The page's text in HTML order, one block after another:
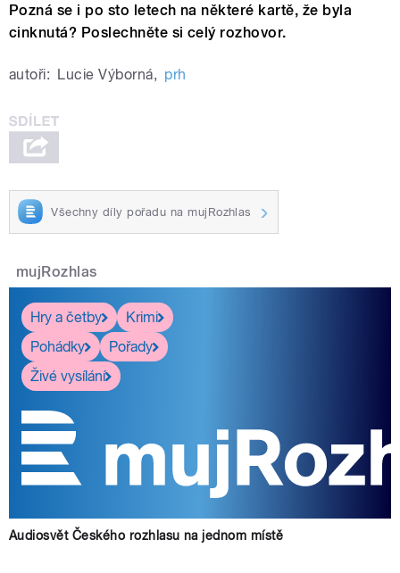
Pozná se i po sto letech na některé kartě, že byla
cinknutá? Poslechněte si celý rozhovor.
autoři: Lucie Výborná, prh
Všechny díly pořadu na mujRozhlas
mujRozhlas
Hry a četby
Krimi
Pohádky
Pořady
Živé vysílání
Audiosvět Českého rozhlasu na jednom místě